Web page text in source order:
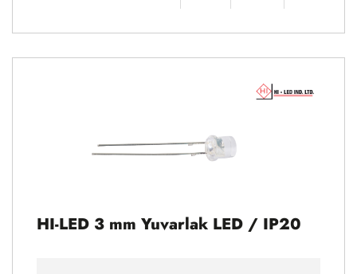
HI-LED 3 mm Yuvarlak LED / IP20